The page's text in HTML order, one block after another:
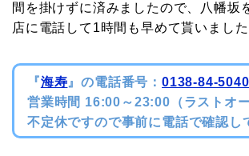
間を掛けずに済みましたので、八幡坂
店に電話して1時間も早めて貰いました
『海寿 』の電話番号：0138-84-5040
営業時間 16:00～23:00（ラストオ
不定休ですので事前に電話で確認し